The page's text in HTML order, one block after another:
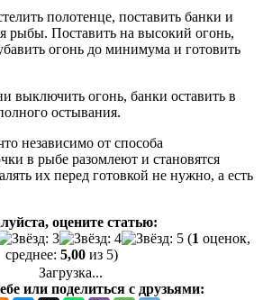
полотенце, поставить банки и
рыбы. Поставить на высокий огонь,
огонь до минимума и готовить
выключить огонь, банки оставить в
остывания.
независимо от способа
в рыбе разомлеют и становятся
их перед готовкой не нужно, а есть
оцените статью:
(1 оценок,
среднее: 5,00из 5)
Загрузка...
или поделиться с друзьями: